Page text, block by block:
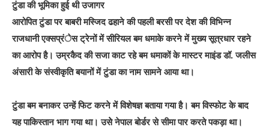
टुंडा की भूमिका हुई थी उजागर
आरोपित टुंडा पर बाबरी मस्जिद ढहाने की पहली बरसी पर देश की विभिन्न
राजधानी एक्सप्रंेस ट्रेनों में सीरियल बम धमाके करने में मुख्य सूत्रधार रहने
का आरोप है। उम्रकैद की सजा काट रहे बम धमाकों के मास्टर माइंड डॉ. जलीस
अंसारी के संस्वीकृति बयानों में टुंडा का नाम सामने आया था।
टुंडा बम बनाकर उन्हें फिट करने में विशेषज्ञ बताया गया है। बम विस्फोट के बाद
यह पाकिस्तान भाग गया था। उसेे नेपाल बोर्डर से सीमा पार करते पकड़ा था।